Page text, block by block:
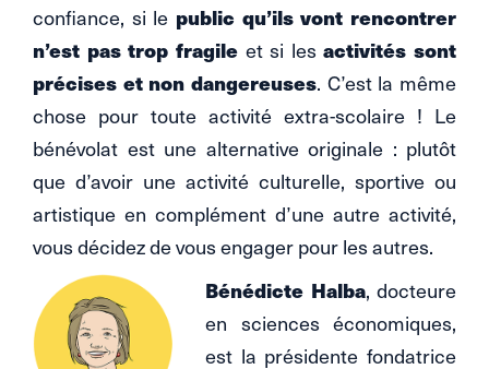
confiance, si le public qu’ils vont rencontrer
n’est pas trop fragileet si lesactivités sont
précises et non dangereuses. C’est la même
chose pour toute activité extra-scolaire ! Le
bénévolat est une alternative originale : plutôt
que d’avoir une activité culturelle, sportive ou
artistique en complément d’une autre activité,
vous décidez de vous engager pour les autres.
Bénédicte Halba, docteure
en sciences économiques,
est la présidente fondatrice